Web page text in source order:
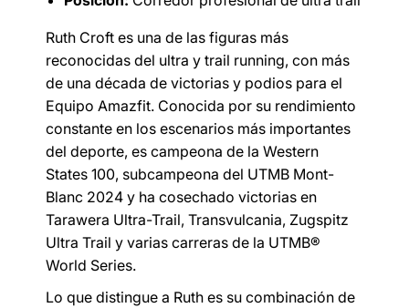
Ruth Croft es una de las figuras más
reconocidas del ultra y trail running, con más
de una década de victorias y podios para el
Equipo Amazfit. Conocida por su rendimiento
constante en los escenarios más importantes
del deporte, es campeona de la Western
States 100, subcampeona del UTMB Mont-
Blanc 2024 y ha cosechado victorias en
Tarawera Ultra-Trail, Transvulcania, Zugspitz
Ultra Trail y varias carreras de la UTMB®
World Series.
Lo que distingue a Ruth es su combinación de